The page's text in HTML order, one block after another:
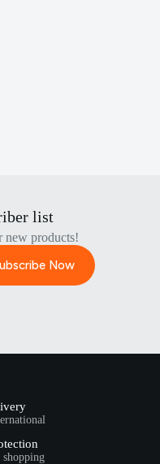
list
new products!
Now
shopping